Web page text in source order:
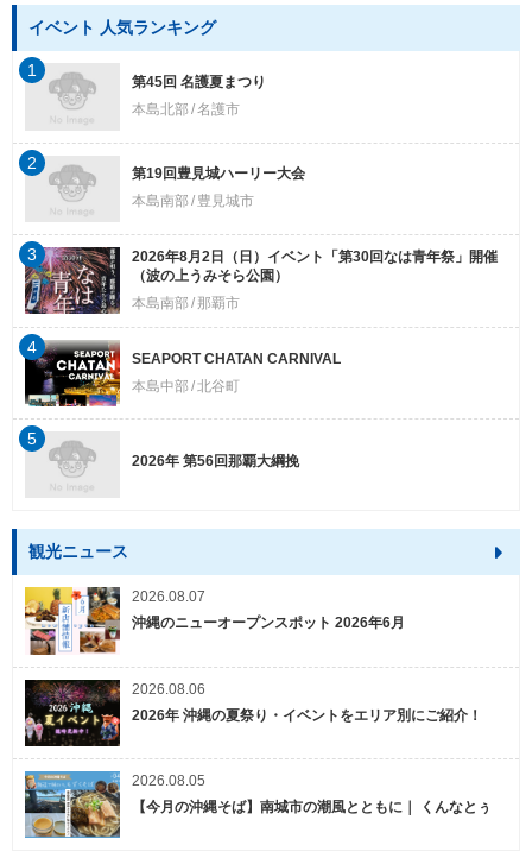
イベント 人気ランキング
第45回 名護夏まつり
本島北部 名護市
1
第19回豊見城ハーリー大会
本島南部
豊見城市
2
2026年8月2日（日）イベント「第30回なは青年祭」開催
（波の上うみそら公園）
本島南部
那覇市
3
SEAPORT CHATAN CARNIVAL
本島中部 北谷町
4
2026年 第56回那覇大綱挽
5
観光ニュース
2026.08.07
沖縄のニューオープンスポット 2026年6月
2026.08.06
2026年 沖縄の夏祭り・イベントをエリア別にご紹介！
2026.08.05
【今月の沖縄そば】南城市の潮風とともに｜ くんなとぅ